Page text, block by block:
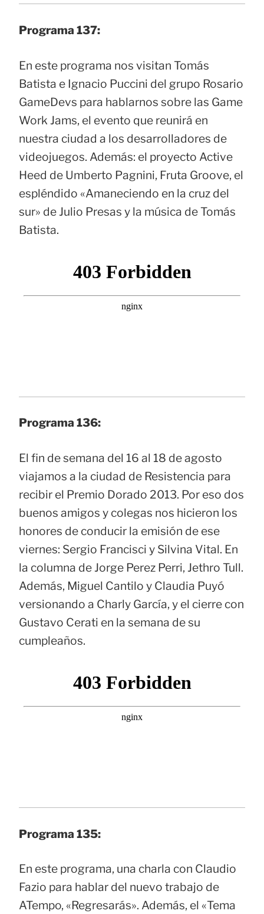
Programa 137:
En este programa nos visitan Tomás
Batista e Ignacio Puccini del grupo Rosario
GameDevs para hablarnos sobre las Game
Work Jams, el evento que reunirá en
nuestra ciudad a los desarrolladores de
videojuegos. Además: el proyecto Active
Heed de Umberto Pagnini, Fruta Groove, el
espléndido «Amaneciendo en la cruz del
sur» de Julio Presas y la música de Tomás
Batista.
Programa 136:
El fin de semana del 16 al 18 de agosto
viajamos a la ciudad de Resistencia para
recibir el Premio Dorado 2013. Por eso dos
buenos amigos y colegas nos hicieron los
honores de conducir la emisión de ese
viernes: Sergio Francisci y Silvina Vital. En
la columna de Jorge Perez Perri, Jethro Tull.
Además, Miguel Cantilo y Claudia Puyó
versionando a Charly García, y el cierre con
Gustavo Cerati en la semana de su
cumpleaños.
Programa 135:
En este programa, una charla con Claudio
Fazio para hablar del nuevo trabajo de
ATempo, «Regresarás». Además, el «Tema